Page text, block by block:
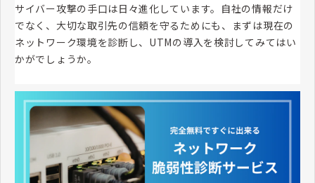
サイバー攻撃の手口は日々進化しています。自社の情報だけ
でなく、大切な取引先の信頼を守るためにも、まずは現在の
ネットワーク環境を診断し、UTMの導入を検討してみてはい
かがでしょうか。